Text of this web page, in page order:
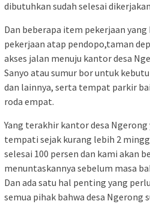
dibutuhkan sudah selesai
Dan beberapa item pekerjaan
pekerjaan atap pendopo,taman
akses jalan menuju kantor desa
Sanyo atau sumur bor untuk
dan lainnya, serta tempat parkir
roda empat.
Yang terakhir kantor desa Ngerong
tempati sejak kurang lebih 2
selesai 100 persen dan kami akan
menuntaskannya sebelum masa
Dan ada satu hal penting yang
semua pihak bahwa desa Ngerong